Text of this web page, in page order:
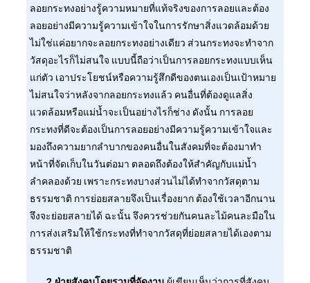
ลอยกระทงอย่างรู้ความหมายที่แท้จริงของการลอยและต้อง
ลอยอย่างมีความรู้ความเข้าใจในการรักษาสิ่งแวดล้อมด้วย
ไม่ใช่แค่อยากจะลอยกระทงอย่างเดียว ส่วนกระทงจะทำจาก
วัสดุอะไรก็ไม่สนใจ แบบนี้ถือว่าเป็นการลอยกระทงแบบเห็น
แก่ตัว เอาประโยชน์หรือความรู้สึกดีของตนเองเป็นเป้าหมาย
ไม่สนใจว่าหลังจากลอยกระทงแล้ว คนอื่นที่ต้องดูแลสิ่ง
แวดล้อมหรือแม่น้ำจะเป็นอย่างไรก็ช่าง ดังนั้น การลอย
กระทงที่ดีจะต้องเป็นการลอยอย่างมีความรู้ความเข้าใจและ
มองถึงความยากลำบากของคนอื่นในสังคมที่จะต้องมาทำ
หน้าที่จัดเก็บในวันต่อมา ตลอดถึงต้องให้สำคัญกับแม่น้ำ
ลำคลองด้วย เพราะกระทงบางส่วนไม่ได้ทำจากวัสดุตาม
ธรรมชาติ การย่อยสลายจึงเป็นเรื่องยาก ต้องใช้เวลาอีกนาน
จึงจะย่อยสลายได้ ฉะนั้น จึงควรช่วยกันคนละไม้คนละมือใน
การส่งเสริมให้ใช้กระทงที่ทำจากวัสดุที่ย่อยสลายได้เองตาม
ธรรมชาติ